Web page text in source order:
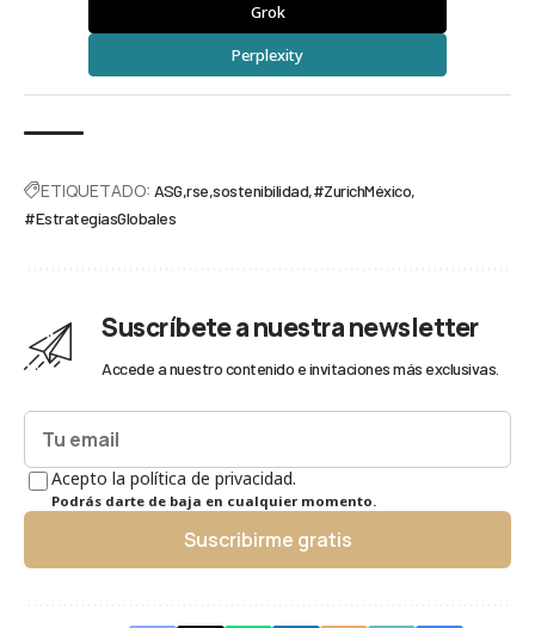
Grok
Perplexity
ETIQUETADO: ASG rse sostenibilidad #ZurichMéxico
#EstrategiasGlobales
Suscríbete a nuestra newsletter
Accede a nuestro contenido e invitaciones más exclusivas.
Acepto la política de privacidad.
Podrás darte de baja en cualquier momento.
Suscribirme gratis